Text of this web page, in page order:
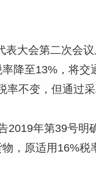
表大会第二次会
降至13%，将
率不变，但通过
2019年第39号明
，原适用16%